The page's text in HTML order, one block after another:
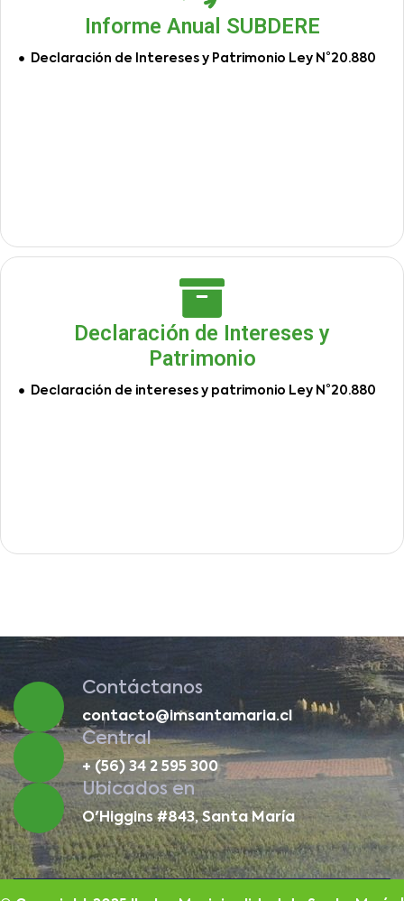
Informe Anual SUBDERE
Declaración de Intereses y Patrimonio Ley N°20.880
Declaración de Intereses y
Patrimonio
Declaración de intereses y patrimonio Ley N°20.880
Contáctanos
contacto@imsantamaria.cl
Central
+ (56) 34 2 595 300
Ubicados en
O'Higgins #843, Santa María